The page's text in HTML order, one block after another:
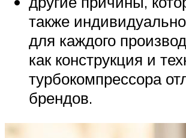
также
для каждого
как конструкция и
турбокомпрессора
брендов.